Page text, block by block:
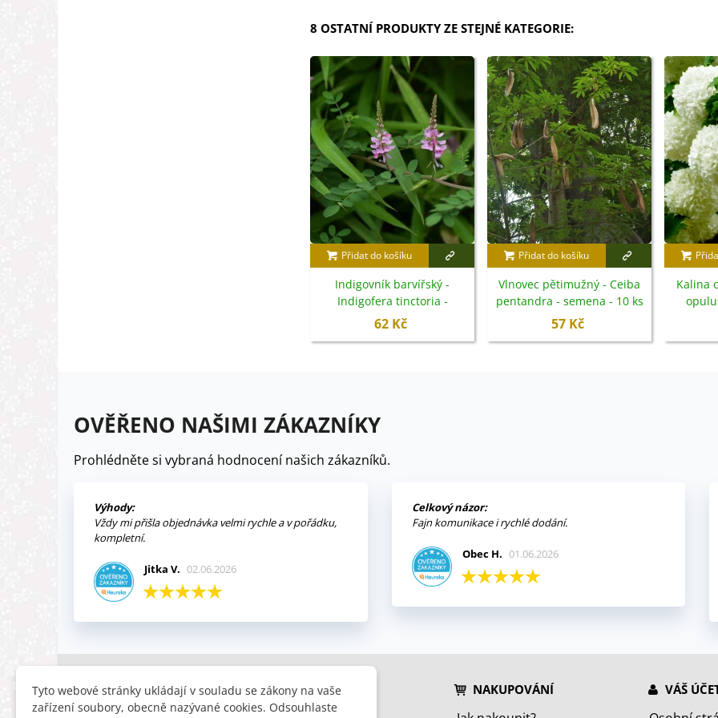
8 OSTATNÍ PRODUKTY ZE STEJNÉ KATEGORIE:
Přidat do košíku
Indigovník barvířský -
Indigofera tinctoria -
semena - 7 ks
62 Kč
Přidat do košíku
Vlnovec pětimužný - Ceiba
pentandra - semena - 10 ks
57 Kč
Kalina
OVĚŘENO NAŠIMI ZÁKAZNÍKY
Prohlédněte si vybraná hodnocení našich zákazníků.
Výhody:
Vždy mi přišla objednávka velmi rychle a v pořádku,
kompletní.
Jitka V. 02.06.2026
Celkový názor:
Fajn komunikace i rychlé dodání.
Obec H. 01.06.2026
INFORMACE HLEDÁTE NAKUPOVÁNÍ VÁŠ
Tyto webové stránky ukládají v souladu se zákony na vaše
zařízení soubory, obecně nazývané cookies. Odsouhlaste